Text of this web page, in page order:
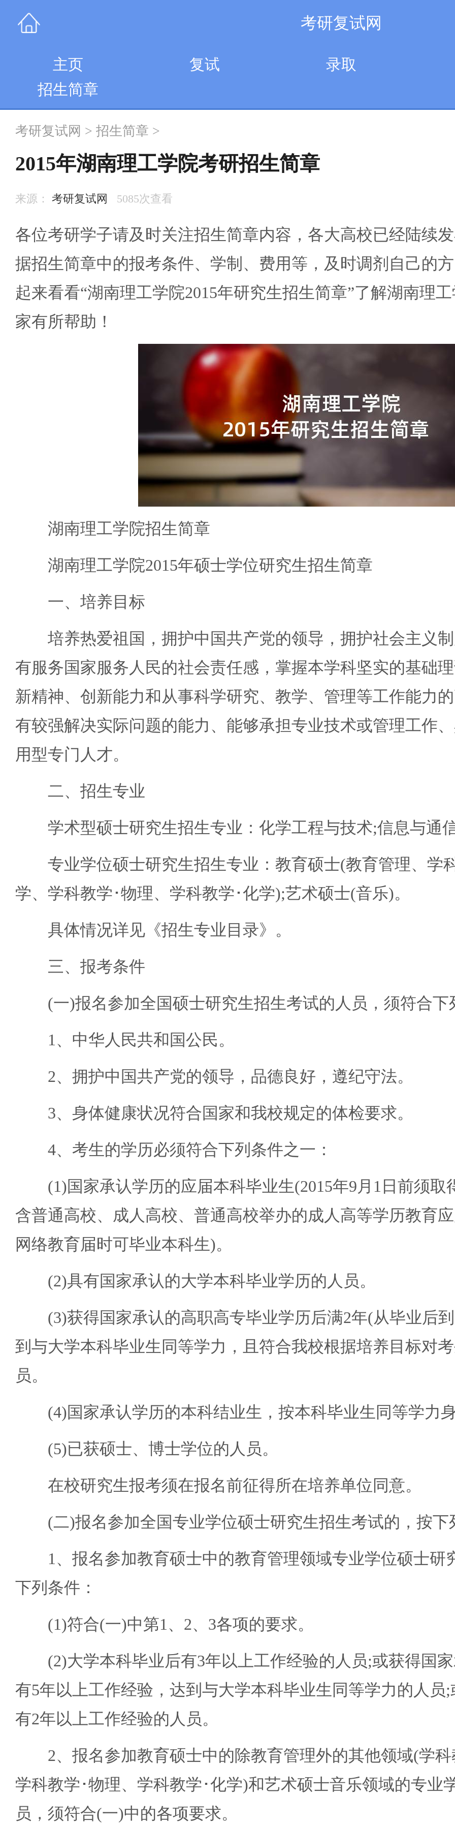
考研复试网
主页 复试
录取
招生简章
考研复试网 > 招生简章 >
2015年湖南理工学院考研招生简章
来源： 考研复试网 5085次查看
各位考研学子请及时关注招生简章内容，各大高校已经陆续
据招生简章中的报考条件、学制、费用等，及时调剂自己的
起来看看“湖南理工学院2015年研究生招生简章”了解湖南理
家有所帮助！
湖南理工学院招生简章
湖南理工学院2015年硕士学位研究生招生简章
一、培养目标
培养热爱祖国，拥护中国共产党的领导，拥护社会主义制
有服务国家服务人民的社会责任感，掌握本学科坚实的基础
新精神、创新能力和从事科学研究、教学、管理等工作能力
有较强解决实际问题的能力、能够承担专业技术或管理工作
用型专门人才。
二、招生专业
学术型硕士研究生招生专业：化学工程与技术;信息与通
专业学位硕士研究生招生专业：教育硕士(教育管理、学
学、学科教学･物理、学科教学･化学);艺术硕士(音乐)。
具体情况详见《招生专业目录》。
三、报考条件
(一)报名参加全国硕士研究生招生考试的人员，须符合下
1、中华人民共和国公民。
2、拥护中国共产党的领导，品德良好，遵纪守法。
3、身体健康状况符合国家和我校规定的体检要求。
4、考生的学历必须符合下列条件之一：
(1)国家承认学历的应届本科毕业生(2015年9月1日前须取
含普通高校、成人高校、普通高校举办的成人高等学历教育
网络教育届时可毕业本科生)。
(2)具有国家承认的大学本科毕业学历的人员。
(3)获得国家承认的高职高专毕业学历后满2年(从毕业后到
到与大学本科毕业生同等学力，且符合我校根据培养目标对
员。
(4)国家承认学历的本科结业生，按本科毕业生同等学力
(5)已获硕士、博士学位的人员。
在校研究生报考须在报名前征得所在培养单位同意。
(二)报名参加全国专业学位硕士研究生招生考试的，按下
1、报名参加教育硕士中的教育管理领域专业学位硕士研
下列条件：
(1)符合(一)中第1、2、3各项的要求。
(2)大学本科毕业后有3年以上工作经验的人员;或获得国家
有5年以上工作经验，达到与大学本科毕业生同等学力的人员
有2年以上工作经验的人员。
2、报名参加教育硕士中的除教育管理外的其他领域(学科
学科教学･物理、学科教学･化学)和艺术硕士音乐领域的专业
员，须符合(一)中的各项要求。